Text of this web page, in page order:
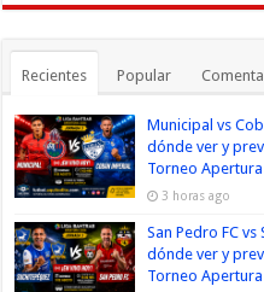
Recientes Popular
Municipal vs
dónde ver y
Torneo
3 horas ago
San Pedro FC
dónde ver y
Torneo